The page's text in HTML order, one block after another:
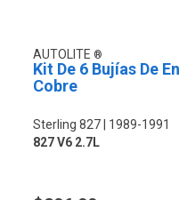
AUTOLITE
Kit De 6 Bujías De
Cobre
Sterling 827
1989-1991
827 V6 2.7L